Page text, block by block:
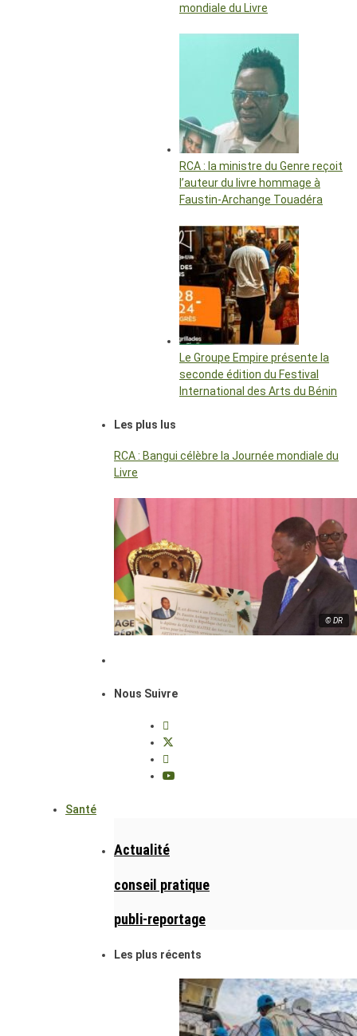
mondiale du Livre
RCA : la ministre du Genre reçoit
l’auteur du livre hommage à
Faustin-Archange Touadéra
Le Groupe Empire présente la
seconde édition du Festival
International des Arts du Bénin
Les plus lus
RCA : Bangui célèbre la Journée mondiale du
Livre
© DR
Nous Suivre
Santé
Actualité
conseil pratique
publi-reportage
Les plus récents